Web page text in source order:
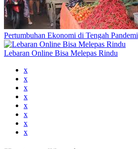
Pertumbuhan Ekonomi di Tengah Pandemi
Lebaran Online Bisa Melepas Rindu
x
x
x
x
x
x
x
x